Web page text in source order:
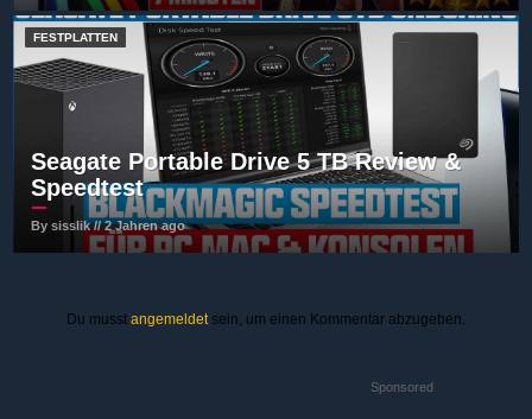
FESTPLATTEN
Seagate Portable Drive 5 TB Review &
Speedtest
By sisslik // 2 Jahren ago
Du musst angemeldetsein, um einen Kommentar abzugeben.
Sponsored